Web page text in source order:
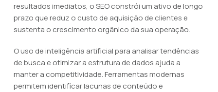
resultados imediatos, o SEO constrói um ativo de longo
prazo que reduz o custo de aquisição de clientes e
sustenta o crescimento orgânico da sua operação.
O uso de inteligência artificial para analisar tendências
de busca e otimizar a estrutura de dados ajuda a
manter a competitividade. Ferramentas modernas
permitem identificar lacunas de conteúdo e